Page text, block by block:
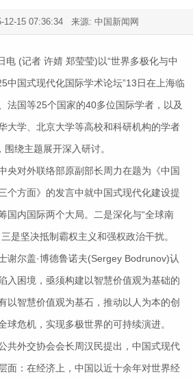
12-15 07:36:34来源: 中国新闻网
电 (记者 许婧 郑莹莹)以“世界多极化与中
中国式现代化国际学术论坛”13日在上海临
法国等25个国家的40多位国际学者，以及
大学、北京大学等高校和科研机构的学者
绕主题展开深入研讨。
对外联络部原副部长周力在题为《中国
个方面》的发言中就中国式现代化建设提
国内国际两个大局。二是深化与“全球南
是坚决抵制霸权主义和强权政治干扰。
尔盖·博德鲁诺夫(Sergey Bodrunov)认
入困境，亟须构建以智慧价值观为基础的
以智慧价值观为基石，推动以人为本的创
球危机，实现多极世界的可持续演进。
外交协会会长周汉民提出，中国式现代
面：在经济上，中国以近十余年对世界经